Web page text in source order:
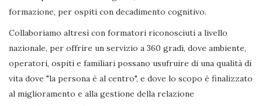
formazione, per ospiti con decadimento cognitivo.
Collaboriamo altresì con formatori riconosciuti a livello
nazionale, per offrire un servizio a 360 gradi, dove ambiente,
operatori, ospiti e familiari possano usufruire di una qualità di
vita dove "la persona è al centro", e dove lo scopo è finalizzato
al miglioramento e alla gestione della relazione